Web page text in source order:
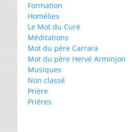
Formation
Homélies
Le Mot du Curé
Méditations
Mot du père Carrara
Mot du père Hervé Arminjon
Musiques
Non classé
Prière
Prières